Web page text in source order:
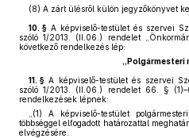
(8) A zárt ülésről külön jegyzőkönyvet
10. § A képviselő-testület és szervei
szóló 1/2013. (II.06.) rendelet
következő rendelkezés lép:
„Polgármesteri
11. § A képviselő-testület és szervei
szóló 1/2013. (II.06.) rendelet 66. §
rendelkezések lépnek:
„(1) A képviselő-testület
többséggel elfogadott határozattal
elvégzésére.